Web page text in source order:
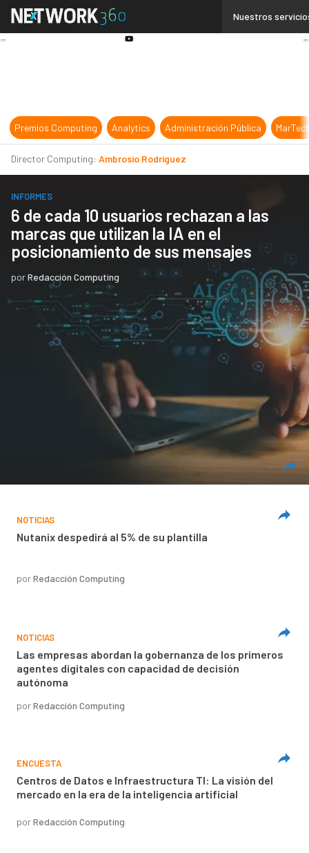
Nuestros
Premios Computing Analytics Administración Pública
Director Computing: Ambrosio Rodríguez
INFORMES
6 de cada 10 usuarios rechazan a las
marcas que utilizan la IA en el
posicionamiento de sus mensajes
porRedacción Computing
NOTICIAS
Nutanix despedirá al 5% de su plantilla
porRedacción Computing
NOTICIAS
Las empresas abordan la gobernanza de los primeros
agentes digitales con capacidad de decisión
autónoma
porRedacción Computing
ENCUESTA
Centros de Datos e Infraestructura TI: La visión del
mercado en la era de la inteligencia artificial
porRedacción Computing